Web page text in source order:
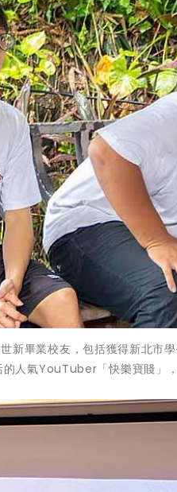
畢業校友，包括獲得新北市學
人氣YouTuber「快樂寶賤」